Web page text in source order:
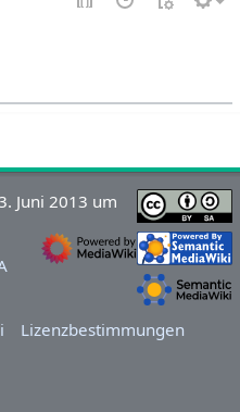
Juni 2013 um
Lizenzbestimmungen